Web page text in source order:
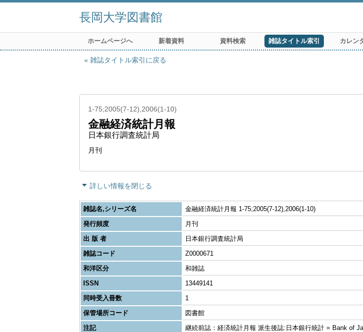
長岡大学図書館
ホームページへ 新着資料 資料検索 雑誌タイトル索引 カレン
雑誌タイトル索引に戻る
1-75;2005(7-12),2006(1-10)
金融経済統計月報
日本銀行調査統計局
月刊
詳しい情報を閉じる
雑誌名,シリーズ名
金融経済統計月報 1-75;2005(7-12),2006(1-10)
発行頻度
月刊
出 版 者
日本銀行調査統計局
雑誌コード
Z0000671
和洋区分
和雑誌
ISSN
13449141
同時受入冊数
1
保管場所コード
図書館
注記
継続前誌：経済統計月報 派生後誌:日本銀行統計 = Bank of